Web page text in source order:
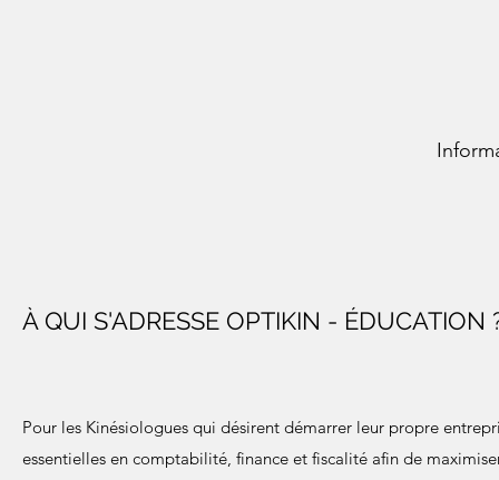
À QUI S'ADRESSE OPTIKIN - ÉDUCATION
Pour les Kinésiologues qui désirent démarrer leur propre
essentielles en comptabilité, finance et fiscalité afin de